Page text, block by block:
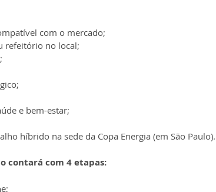
com o mercado;
refeitório no local;
e bem-estar;
híbrido na sede da Copa Energia (em São Paulo).
contará com 4 etapas: